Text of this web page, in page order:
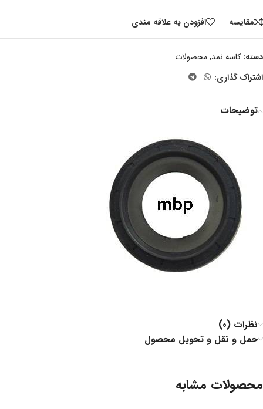
مقايسه افزودن به علاقه مندی
دسته: کاسه نمد,محصولات
اشتراک گذاری:
توضیحات
نظرات (0)
حمل و نقل و تحویل محصول
محصولات مشابه